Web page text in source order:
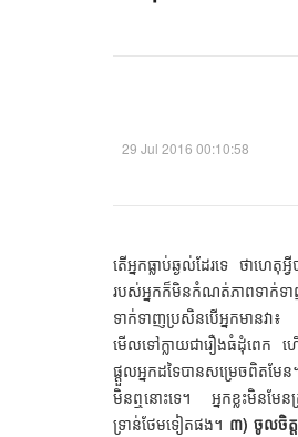
29 Jul 2016 00:10:58
តើអ្នកធ្លាប់ឆ្ងល់ដែរទេ ថាហ
របស់អ្នកក៏មិនកំណត់ភាពទាក់ទា
ទាក់ទាញប្រសិនបើអ្នកមានវា៖
មើលទៅក្លាយជារឿងធំដុំពេក
ផ្ដួលអ្នកដទៃបានសម្រេចពិតម
មិនឮនោះទេ។ អ្នកខ្លះមិនមែ
ទ្រាន់ថែមទៀតផង។ ៣) ចូលចិត្ត